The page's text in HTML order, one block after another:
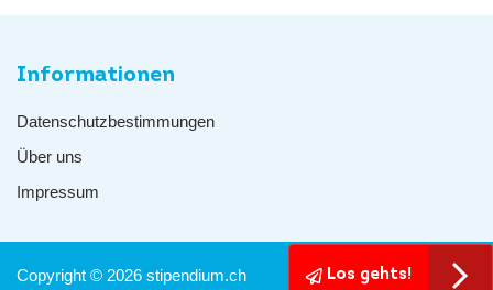
Informationen
Datenschutzbestimmungen
Über uns
Impressum
Los gehts!
Copyright © 2026 stipendium.ch